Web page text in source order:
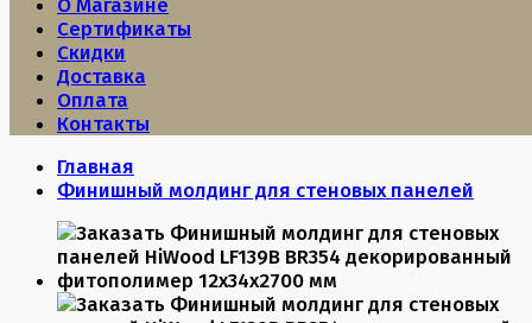
О Магазине
Сертификаты
Скидки
Доставка
Оплата
Контакты
Главная
Финишный молдинг для стеновых панелей